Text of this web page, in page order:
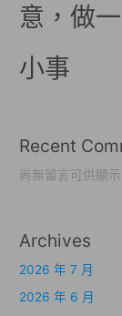
意，做
小事
Recent
尚無留言可供顯示
Archives
2026 年 7 月
2026 年 6 月